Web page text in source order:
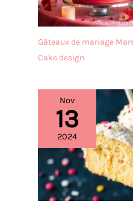
Gâteaux de mariage
Cake design
Nov
13
2024